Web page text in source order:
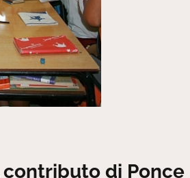
contributo di Ponce